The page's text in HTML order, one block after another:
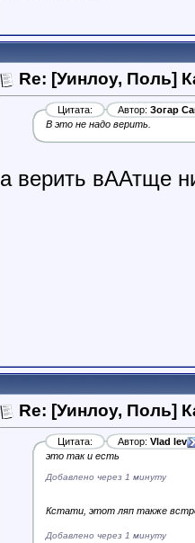
Re: [Уинлоу, Поль]
Цитата: Автор: Зогар
В это не надо верить.
а верить вААтще
Re: [Уинлоу, Поль]
Цитата: Автор: Vlad lev
это так и есть
Добавлено через 1 минуту
Кстати, этот ляп также
Добавлено через 1 минуту